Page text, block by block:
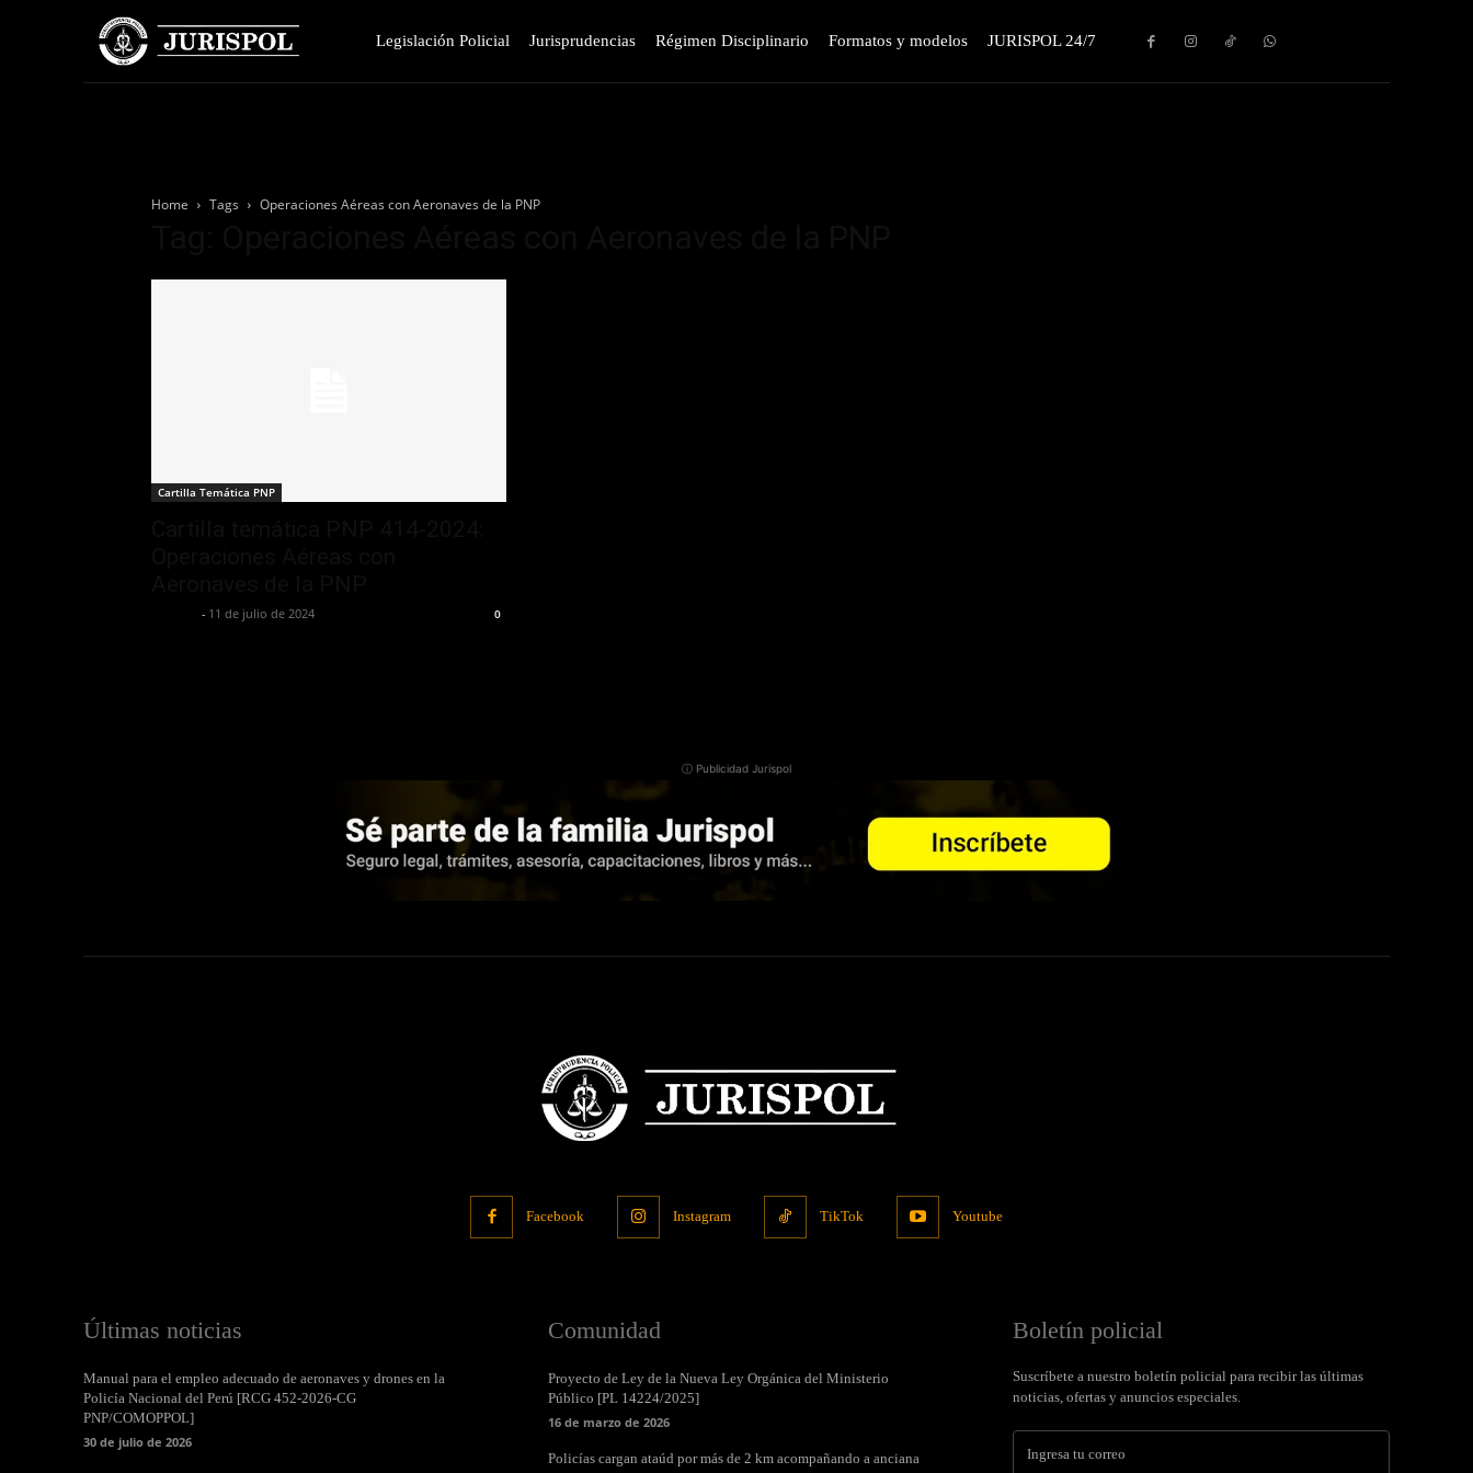
Legislación Policial Jurisprudencias Régimen Disciplinario Formatos y modelos JURISPOL 24/7
Home Tags Operaciones Aéreas con Aeronaves de la PNP
Cartilla Temática PNP
- 11 de julio de 2024 0
ⓘ Publicidad Jurispol
Facebook Instagram TikTok Youtube
Últimas noticias
Manual para el empleo adecuado de aeronaves y drones en la
Policía Nacional del Perú [RCG 452-2026-CG
PNP/COMOPPOL]
30 de julio de 2026
Comunidad
Proyecto de Ley de la Nueva Ley Orgánica del Ministerio
Público [PL 14224/2025]
16 de marzo de 2026
Policías cargan ataúd por más de 2 km acompañando a anciana
Boletín policial
Suscríbete a nuestro boletín policial para recibir las últimas
noticias, ofertas y anuncios especiales.